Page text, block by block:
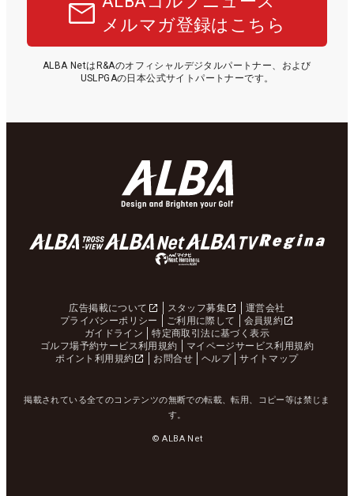
メルマガ登録はこちら
ALBA NetはR&Aのオフィシャルデジタルパートナー、および
USLPGAの日本公式サイトパートナーです。
広告掲載について スタッフ募集
運営会社
プライバシーポリシー
ご利用に際して
会員規約
ガイドライン
特定商取引法に基づく表示
ゴルフ場予約サービス利用規約
マイページサービス利用規約
ポイント利用規約
お問合せ ヘルプ サイトマップ
掲載されている全てのコンテンツの無断での転載、転用、コピー等は禁じま
す。
© ALBA Net